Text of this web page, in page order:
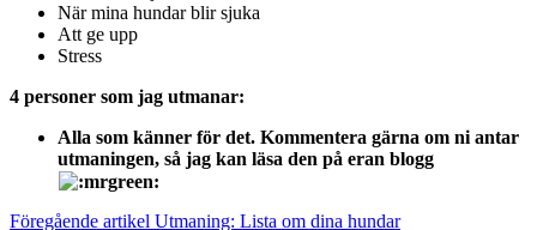
När mina hundar blir sjuka
Att ge upp
Stress
4 personer som jag utmanar:
Alla som känner för det. Kommentera gärna om ni antar
utmaningen, så jag kan läsa den på eran blogg
Föregående artikel Utmaning: Lista om dina hundar